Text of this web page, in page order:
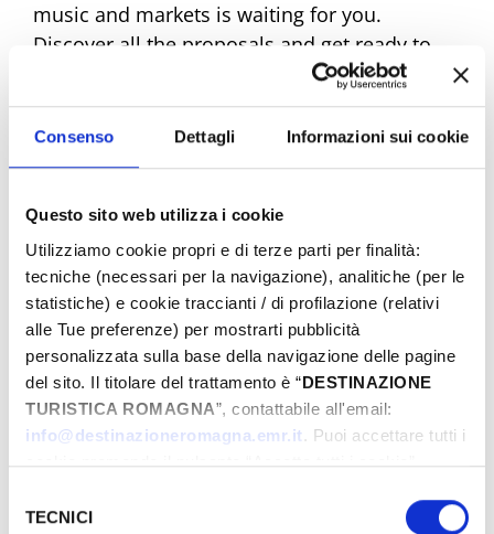
Consenso Dettagli Informazioni sui cookie
Questo sito web utilizza i cookie
Utilizziamo cookie propri e di terze parti per finalità:
tecniche (necessari per la navigazione), analitiche (per le
statistiche) e cookie traccianti / di profilazione (relativi
alle Tue preferenze) per mostrarti pubblicità
personalizzata sulla base della navigazione delle pagine
del sito. Il titolare del trattamento è “DESTINAZIONE
TURISTICA ROMAGNA”, contattabile all'email:
info@destinazioneromagna.emr.it. Puoi accettare tutti i
cookie premendo il pulsante “Accetta tutti i cookie”,
gestire le tue preferenze facendo clic su “Personalizza”.
delTECNICI
music and markets is waiting for you.
Discover all the proposals and get ready to
experience unique emotions. Book your
dream Easter now!
Easter Riviera Rimini Events
From
To